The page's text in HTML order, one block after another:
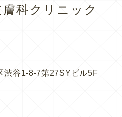
科クリニック
渋谷1-8-7第27SYビル5F